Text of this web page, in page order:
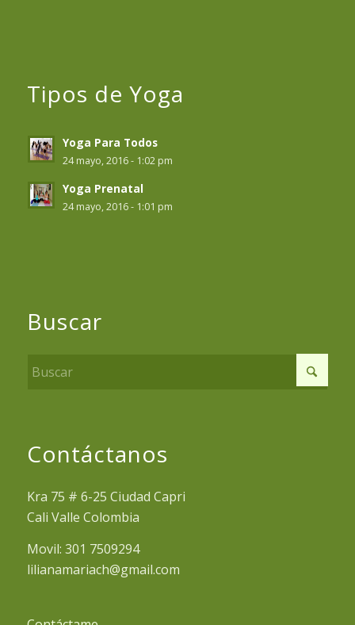
Tipos de Yoga
Yoga Para Todos
24 mayo, 2016 - 1:02 pm
Yoga Prenatal
24 mayo, 2016 - 1:01 pm
Buscar
Contáctanos
Kra 75 # 6-25 Ciudad Capri
Cali Valle Colombia
Movil: 301 7509294
lilianamariach@gmail.com